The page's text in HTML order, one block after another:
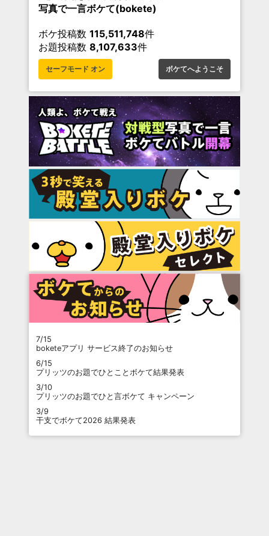
写真で一言ボケて(bokete)
ボケ投稿数 115,511,748件
お題投稿数 8,107,633件
セーフモード オン ボケてへようこそ
7/15
boketeアプリ サービス終了のお知らせ
6/15
プリッツのお題でひとことボケて結果発表
3/10
プリッツのお題でひと言ボケて キャンペーン
3/9
干支でボケて2026 結果発表